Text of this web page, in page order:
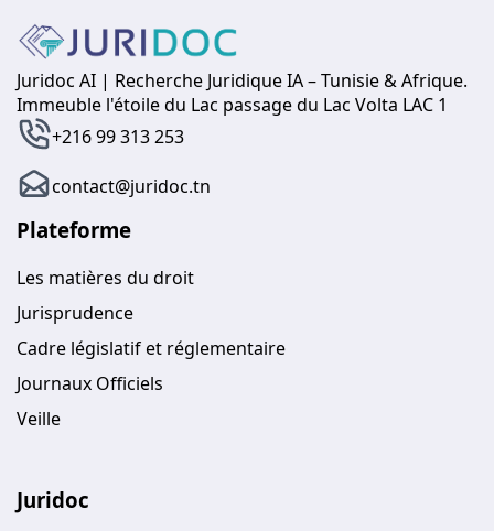
Juridoc AI | Recherche Juridique IA – Tunisie & Afrique.
Immeuble l'étoile du Lac passage du Lac Volta LAC 1
+216 99 313 253
contact@juridoc.tn
Plateforme
Les matières du droit
Jurisprudence
Cadre législatif et réglementaire
Journaux Officiels
Veille
Juridoc